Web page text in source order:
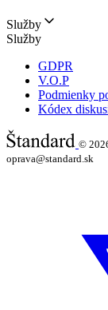
Služby
Služby
GDPR
V.O.P
Podmienky
Kódex
©
oprava@standard.sk